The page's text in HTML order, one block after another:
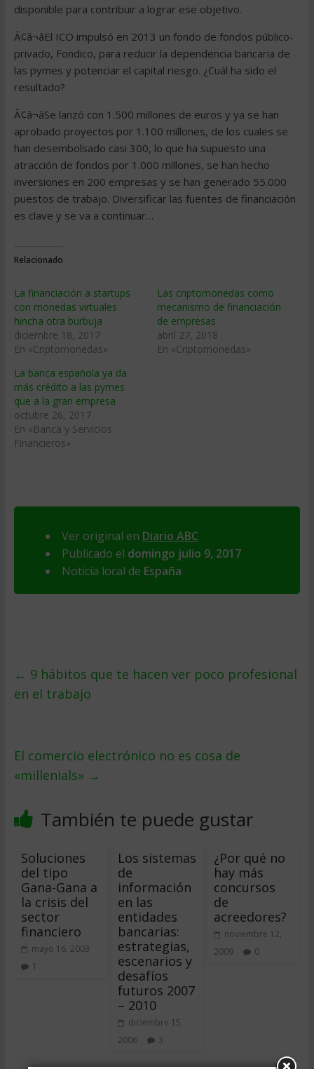
disponible para contribuir a lograr ese objetivo.
Ã¢â¬âEl ICO impulsó en 2013 un fondo de fondos público-
privado, Fondico, para reducir la dependencia bancaria de
las pymes y potenciar el capital riesgo. ¿Cuál ha sido el
resultado?
Ã¢â¬âSe lanzó con 1.500 millones de euros y ya se han
aprobado proyectos por 1.100 millones, de los cuales se
han desembolsado casi 300, lo que ha supuesto una
atracción de fondos por 1.000 millones, se han hecho
inversiones en 200 empresas y se han generado 55.000
puestos de trabajo. Diversificar las fuentes de financiación
es clave y se va a continuar…
Relacionado
La financiación a startups
con monedas virtuales
hincha otra burbuja
diciembre 18, 2017
En «Criptomonedas»
Las criptomonedas como
mecanismo de financiación
de empresas
abril 27, 2018
En «Criptomonedas»
La banca española ya da
más crédito a las pymes
que a la gran empresa
octubre 26, 2017
En «Banca y Servicios
Financieros»
Ver original en Diario ABC
Publicado el domingo julio 9, 2017
Noticia local de España
← 9 hábitos que te hacen ver poco profesional
en el trabajo
El comercio electrónico no es cosa de
«millenials» →
También te puede gustar
Soluciones
del tipo
Gana-Gana a
la crisis del
sector
financiero
mayo 16, 2003
1
Los sistemas
de
información
en las
entidades
bancarias:
estrategias,
escenarios y
desafíos
futuros 2007
– 2010
diciembre 15,
2006
3
¿Por qué no
hay más
concursos
de
acreedores?
noviembre 12,
2009
0